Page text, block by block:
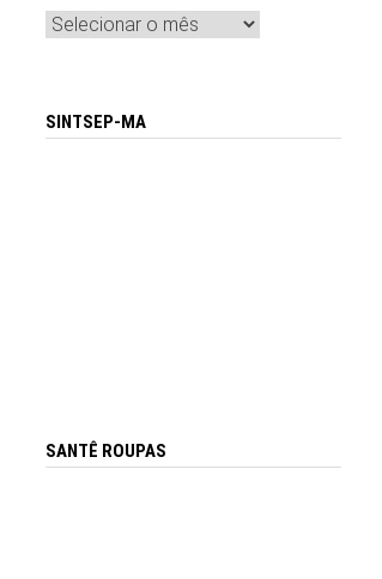
Arquivos
SINTSEP-MA
SANTÊ ROUPAS